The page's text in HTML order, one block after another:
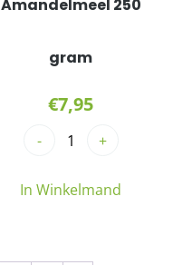
Amandelmeel 250
gram
€7,95
- +
In Winkelmand